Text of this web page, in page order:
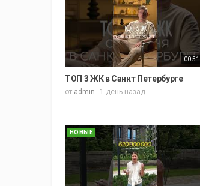
00:51
ТОП 3 ЖК в Санкт Петербурге
от admin 1 день назад
НОВЫЕ